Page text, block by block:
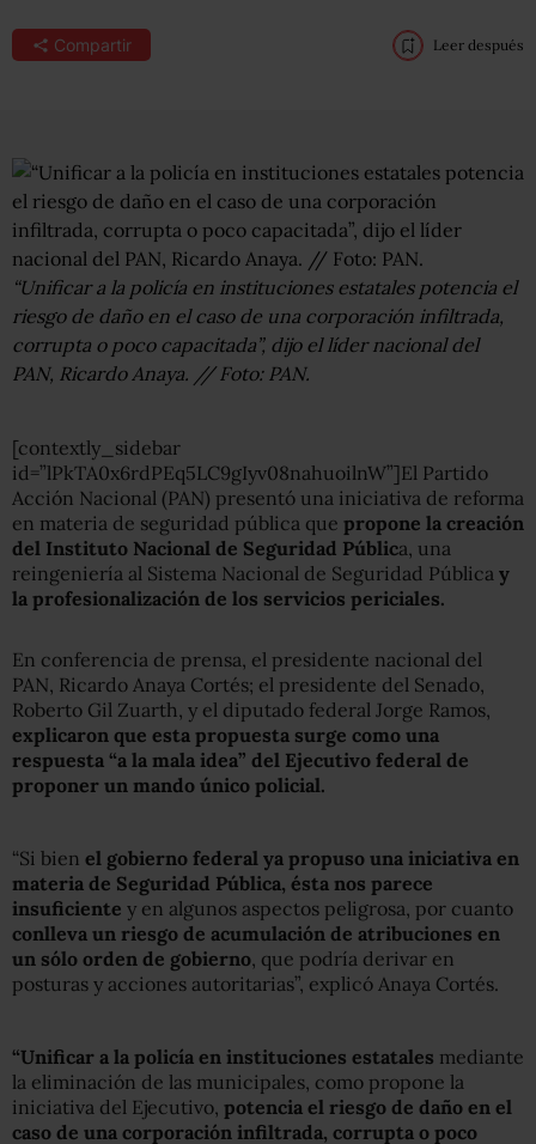
Compartir Leer después
“Unificar a la policía en instituciones estatales potencia el
riesgo de daño en el caso de una corporación infiltrada,
corrupta o poco capacitada”, dijo el líder nacional del
PAN, Ricardo Anaya. // Foto: PAN.
[contextly_sidebar
id=”lPkTA0x6rdPEq5LC9gIyv08nahuoilnW”]El Partido
Acción Nacional (PAN) presentó una iniciativa de reforma
en materia de seguridad pública que propone la creación
del Instituto Nacional de Seguridad Pública, una
reingeniería al Sistema Nacional de Seguridad Pública y
la profesionalización de los servicios periciales.
En conferencia de prensa, el presidente nacional del
PAN, Ricardo Anaya Cortés; el presidente del Senado,
Roberto Gil Zuarth, y el diputado federal Jorge Ramos,
explicaron que esta propuesta surge como una
respuesta “a la mala idea” del Ejecutivo federal de
proponer un mando único policial.
“Si bien el gobierno federal ya propuso una iniciativa en
materia de Seguridad Pública, ésta nos parece
insuficiente y en algunos aspectos peligrosa, por cuanto
conlleva un riesgo de acumulación de atribuciones en
un sólo orden de gobierno, que podría derivar en
posturas y acciones autoritarias”, explicó Anaya Cortés.
“Unificar a la policía en instituciones estatales mediante
la eliminación de las municipales, como propone la
iniciativa del Ejecutivo, potencia el riesgo de daño en el
caso de una corporación infiltrada, corrupta o poco